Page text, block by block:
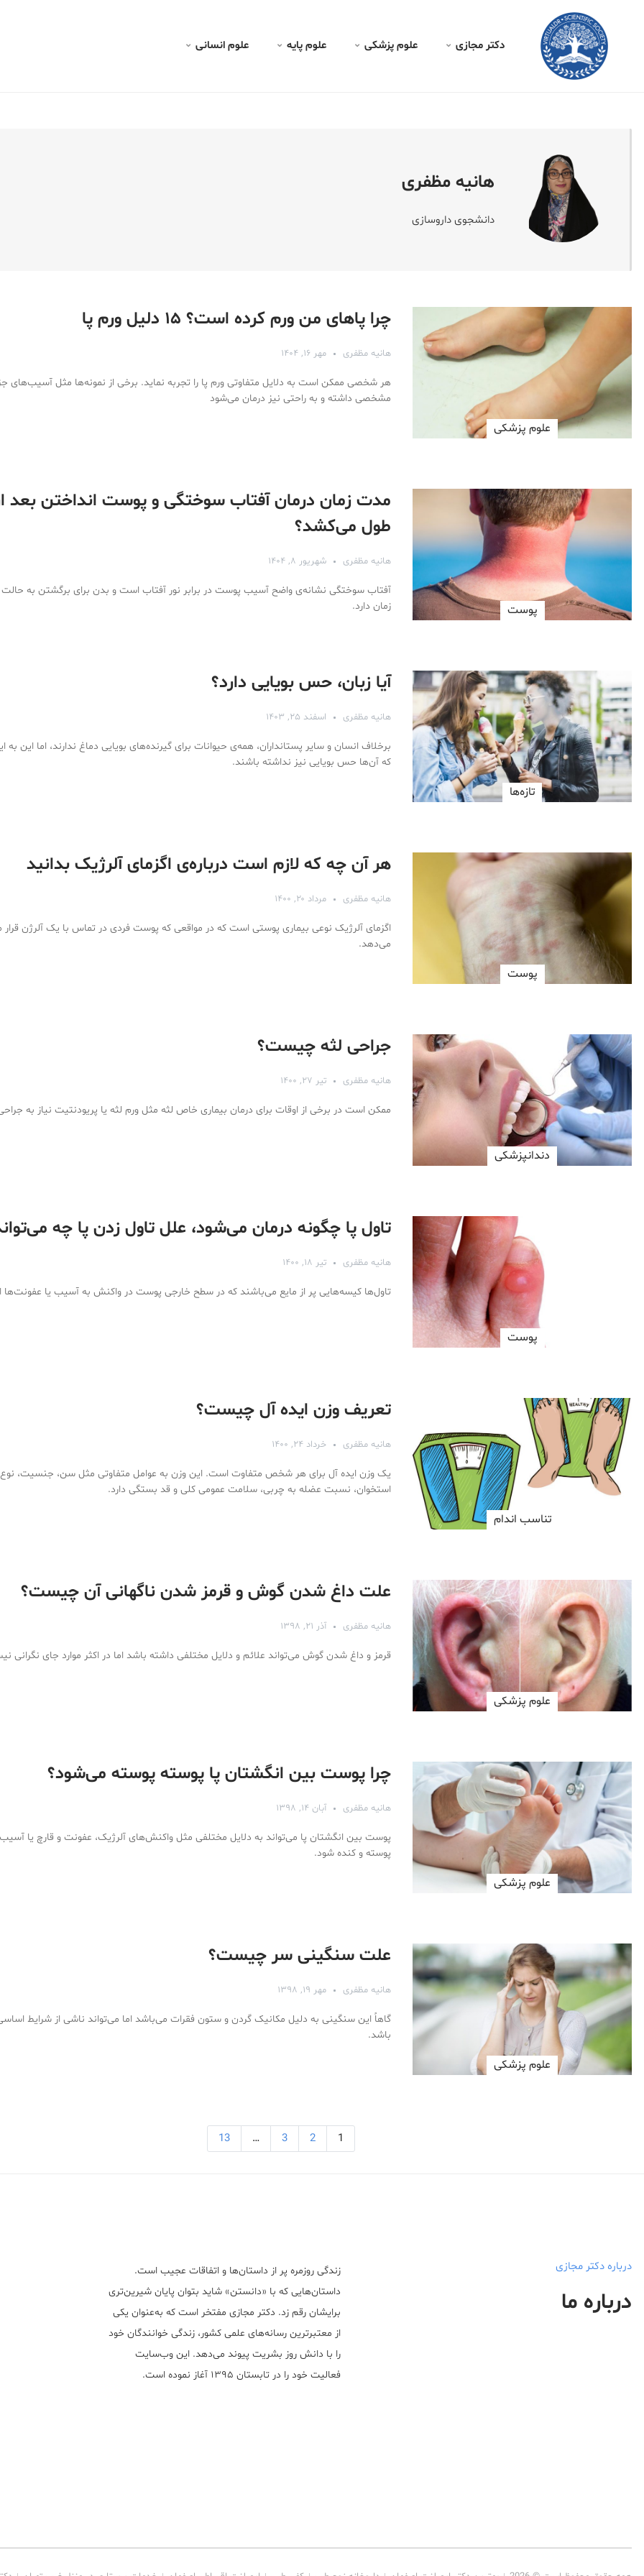
دکتر مجازی -
دکتر مجازی علوم پزشکی علوم پايه علوم انسانی
هانیه مظفری
دانشجوی داروسازی
علوم پزشكی
چرا پاهای من ورم کرده است؟ ۱۵ دلیل ورم پا
هانیه مظفری مهر ۱۶, ۱۴۰۴
هر شخصی ممکن است به دلایل متفاوتی ورم پا را تجربه نماید. برخی از نمونه‌ها مثل آسیب‌های
مشخصی داشته و به راحتی نیز درمان می‌شود
پوست
مدت زمان درمان آفتاب سوختگی و پوست انداختن بعد
طول می‌کشد؟
هانیه مظفری شهریور ۸, ۱۴۰۴
آفتاب سوختگی نشانه‌ی واضح آسیب پوست در برابر نور آفتاب است و بدن برای برگشتن به حالت
زمان دارد.
تازه‌ها
آیا زبان، حس بویایی دارد؟
هانیه مظفری اسفند ۲۵, ۱۴۰۳
برخلاف انسان و سایر پستانداران، همه‌ی حیوانات برای گیرنده‌های بویایی دماغ ندارند، اما این به
که آن‌ها حس بویایی نیز نداشته باشند.
پوست
هر آن چه که لازم است درباره‌ی اگزمای آلرژیک بدانید
هانیه مظفری مرداد ۲۰, ۱۴۰۰
اگزمای آلرژیک نوعی بیماری پوستی است که در مواقعی که پوست فردی در تماس با یک آلرژن قرار
می‌دهد.
دندانپزشکی
جراحی لثه چیست؟
هانیه مظفری تیر ۲۷, ۱۴۰۰
ممکن است در برخی از اوقات برای درمان بیماری خاص لثه مثل ورم لثه یا پریودنتیت نیاز به
پوست
تاول پا چگونه درمان می‌شود، علل تاول زدن پا چه
هانیه مظفری تیر ۱۸, ۱۴۰۰
تاول‌ها کیسه‌هایی پر از مایع می‌باشند که در سطح خارجی پوست در واکنش به آسیب یا عفونت‌ها
تناسب اندام
تعریف وزن ایده آل چیست؟
هانیه مظفری خرداد ۲۴, ۱۴۰۰
یک وزن ایده آل برای هر شخص متفاوت است. این وزن به عوامل متفاوتی مثل سن، جنسیت، نوع
استخوان، نسبت عضله به چربی، سلامت عمومی کلی و قد بستگی دارد.
علوم پزشكی
علت داغ شدن گوش و قرمز شدن ناگهانی آن چیست؟
هانیه مظفری آذر ۲۱, ۱۳۹۸
قرمز و داغ شدن گوش‌ می‌تواند علائم و دلایل مختلفی داشته باشد اما در اکثر موارد جای نگرانی
علوم پزشكی
چرا پوست بین انگشتان پا پوسته پوسته می‌شود؟
هانیه مظفری آبان ۱۴, ۱۳۹۸
پوست بین انگشتان پا می‌تواند به دلایل مختلفی مثل واکنش‌های آلرژیک، عفونت‌ و قارچ یا
پوسته و کنده شود.
علوم پزشكی
علت سنگینی سر چیست؟
هانیه مظفری مهر ۱۹, ۱۳۹۸
گاهاً این سنگینی به دلیل مکانیک گردن و ستون فقرات می‌باشد اما می‌تواند ناشی از شرایط
باشد.
1
2
3
…
13
درباره دکتر مجازی
درباره ما
زندگی روزمره پر از داستان‌ها و اتفاقات عجیب است.
داستان‌هایی که با «دانستن» شاید بتوان پایان شیرین‌تری
برایشان رقم زد. دکتر مجازی مفتخر است که به‌عنوان یکی
از معتبر‌ترین رسانه‌های علمی کشور، زندگی خوانندگان خود
را با دانش روز بشریت پیوند می‌دهد. این وب‌سایت
فعالیت خود را در تابستان ۱۳۹۵ آغاز نموده است.